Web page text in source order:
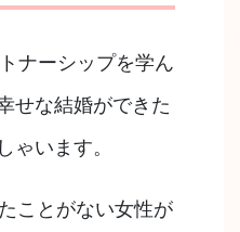
ナーシップを学ん
せな結婚ができた
ゃいます。
ことがない女性が